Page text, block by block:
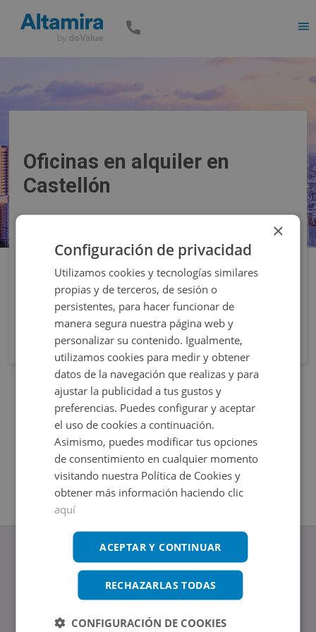
Oficinas en alquiler en
Castellón
Filtros
www.altamirainmuebles.com
Edificio Skylight
Avenida de Manoteras 14-16, 28050, Madrid
×
Configuración de privacidad
Utilizamos cookies y tecnologías similares
propias y de terceros, de sesión o
persistentes, para hacer funcionar de
manera segura nuestra página web y
personalizar su contenido. Igualmente,
utilizamos cookies para medir y obtener
datos de la navegación que realizas y para
ajustar la publicidad a tus gustos y
preferencias. Puedes configurar y aceptar
el uso de cookies a continuación.
Asimismo, puedes modificar tus opciones
de consentimiento en cualquier momento
visitando nuestra Política de Cookies y
obtener más información haciendo clic
aquí
ACEPTAR Y CONTINUAR
RECHAZARLAS TODAS
CONFIGURACIÓN DE COOKIES